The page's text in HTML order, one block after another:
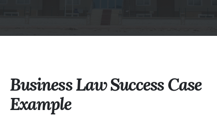
Business Law Success Case
Example